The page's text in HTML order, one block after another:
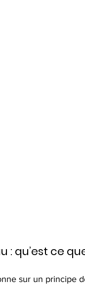
: qu’est ce
sur un principe